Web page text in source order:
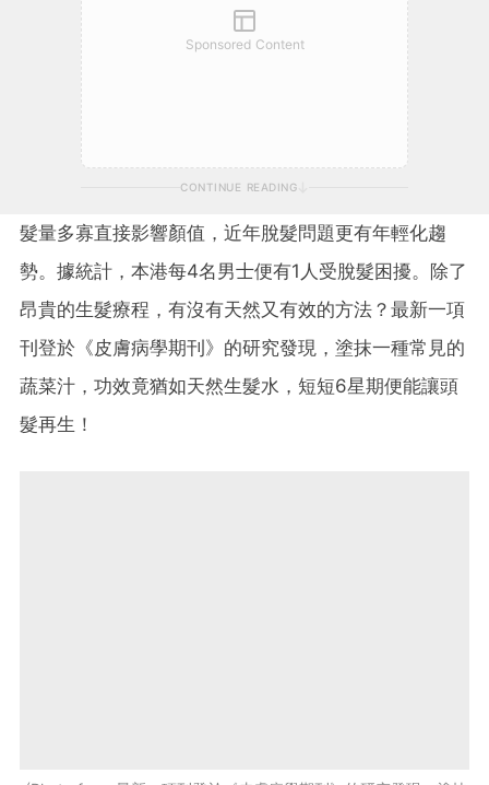
Sponsored Content
CONTINUE READING
髮量多寡直接影響顏值，近年脫髮問題更有年輕化趨
勢。據統計，本港每4名男士便有1人受脫髮困擾。除了
昂貴的生髮療程，有沒有天然又有效的方法？最新一項
刊登於《皮膚病學期刊》的研究發現，塗抹一種常見的
蔬菜汁，功效竟猶如天然生髮水，短短6星期便能讓頭
髮再生！